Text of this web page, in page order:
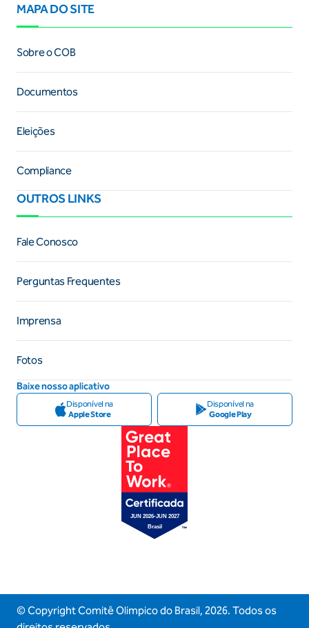
MAPA DO SITE
Sobre o COB
Documentos
Eleições
Compliance
OUTROS LINKS
Fale Conosco
Perguntas Frequentes
Imprensa
Fotos
Baixe nosso aplicativo
Disponível na
Apple Store
Disponível na
Google Play
© Copyright Comitê Olimpico do Brasil, 2026. Todos os